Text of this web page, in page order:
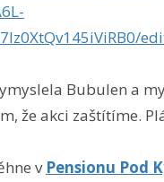
Bubulen a
že akci zaštítíme.
v Pensionu Pod